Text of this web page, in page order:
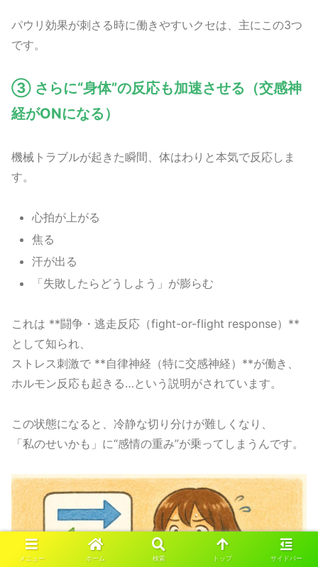
パウリ効果が刺さる時に働きやすいクセは、主にこの3つ
です。
③ さらに“身体”の反応も加速させる（交感神
経がONになる）
機械トラブルが起きた瞬間、体はわりと本気で反応しま
す。
心拍が上がる
焦る
汗が出る
「失敗したらどうしよう」が膨らむ
これは **闘争・逃走反応（fight-or-flight response）**
として知られ、
ストレス刺激で **自律神経（特に交感神経）**が働き、
ホルモン反応も起きる…という説明がされています。
この状態になると、冷静な切り分けが難しくなり、
「私のせいかも」に“感情の重み”が乗ってしまうんです。
メニュー ホーム 検索 トップ サイドバー